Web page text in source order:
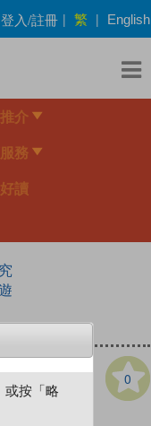
登入/註冊 | 繁 | English
介
務
讀
0
或按「略